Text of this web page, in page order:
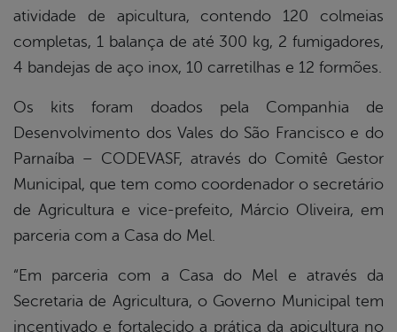
atividade de apicultura, contendo 120 colmeias
completas, 1 balança de até 300 kg, 2 fumigadores,
4 bandejas de aço inox, 10 carretilhas e 12 formões.
Os kits foram doados pela Companhia de
Desenvolvimento dos Vales do São Francisco e do
Parnaíba – CODEVASF, através do Comitê Gestor
Municipal, que tem como coordenador o secretário
de Agricultura e vice-prefeito, Márcio Oliveira, em
parceria com a Casa do Mel.
“Em parceria com a Casa do Mel e através da
Secretaria de Agricultura, o Governo Municipal tem
incentivado e fortalecido a prática da apicultura no